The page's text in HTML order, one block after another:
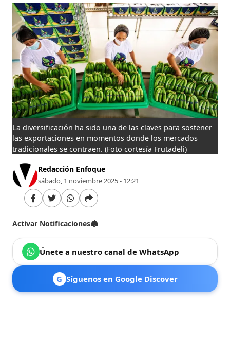
La diversificación ha sido una de las claves para sostener
las exportaciones en momentos donde los mercados
tradicionales se contraen. (Foto cortesía Frutadeli)
Redacción Enfoque
sábado, 1 noviembre 2025 - 12:21
Activar Notificaciones
Únete a nuestro canal de WhatsApp
G Síguenos en Google Discover